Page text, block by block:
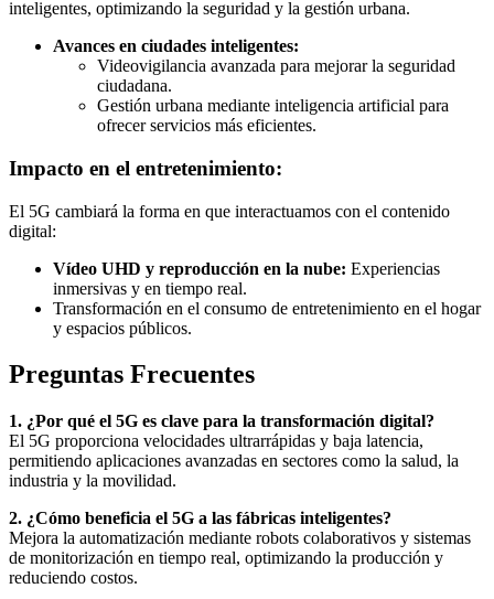
inteligentes, optimizando la seguridad y la gestión urbana.
Avances en ciudades inteligentes:
Videovigilancia avanzada para mejorar la seguridad
ciudadana.
Gestión urbana mediante inteligencia artificial para
ofrecer servicios más eficientes.
Impacto en el entretenimiento:
El 5G cambiará la forma en que interactuamos con el contenido
digital:
Vídeo UHD y reproducción en la nube: Experiencias
inmersivas y en tiempo real.
Transformación en el consumo de entretenimiento en el hogar
y espacios públicos.
Preguntas Frecuentes
1. ¿Por qué el 5G es clave para la transformación digital?
El 5G proporciona velocidades ultrarrápidas y baja latencia,
permitiendo aplicaciones avanzadas en sectores como la salud, la
industria y la movilidad.
2. ¿Cómo beneficia el 5G a las fábricas inteligentes?
Mejora la automatización mediante robots colaborativos y sistemas
de monitorización en tiempo real, optimizando la producción y
reduciendo costos.